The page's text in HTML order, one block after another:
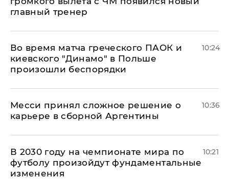
главный тренер
Во время матча греческого ПАОК и
киевского "Динамо" в Польше
произошли беспорядки
10:24
Месси принял сложное решение о
карьере в сборной Аргентины
10:36
В 2030 году на чемпионате мира по
футболу произойдут фундаментальные
изменения
10:21